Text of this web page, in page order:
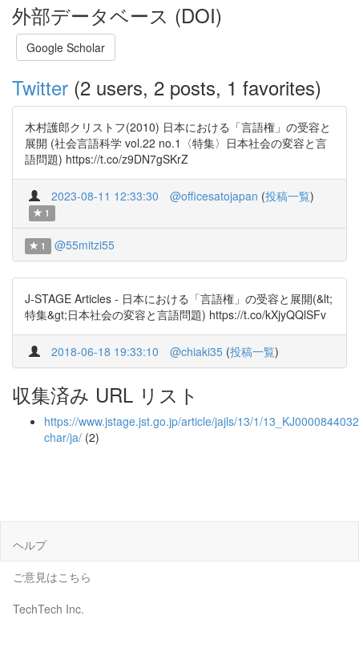
外部データベース (DOI)
Google Scholar
Twitter (2 users, 2 posts, 1 favorites)
木村護郎クリストフ(2010) 日本における「言語権」の受容と
展開 (社会言語科学 vol.22 no.1〈特集〉日本社会の変容と言
語問題) https://t.co/z9DN7gSKrZ
2023-08-11 12:33:30 @officesatojapan (投稿一覧)
1
1 @55mitzi55
J-STAGE Articles - 日本における「言語権」の受容と展開(&lt;
特集&gt;日本社会の変容と言語問題) https://t.co/kXjyQQlSFv
2018-06-18 19:33:10 @chiaki35 (投稿一覧)
収集済み URL リスト
https://www.jstage.jst.go.jp/article/jajls/13/1/
char/ja/ (2)
ヘルプ
ご意見はこちら
TechTech Inc.